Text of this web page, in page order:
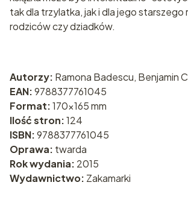
tak dla trzylatka, jak i dla jego
rodziców czy dziadków.
Autorzy: Ramona Badescu, Benjamin
EAN:9788377761045
Format:170x165 mm
Ilość stron:124
ISBN:9788377761045
Oprawa: twarda
Rok wydania: 2015
Wydawnictwo: Zakamarki